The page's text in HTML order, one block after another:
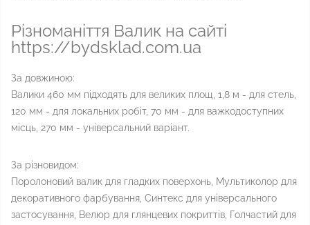
Різноманіття Валик на сайті
https://bydsklad.com.ua
За довжиною:
Валики 460 мм підходять для великих площ, 1,8 м - для стель,
120 мм - для локальних робіт, 70 мм - для важкодоступних
місць, 270 мм - універсальний варіант.
За різновидом:
Поролоновий валик для гладких поверхонь, Мультиколор для
декоративного фарбування, Синтекс для універсального
застосування, Велюр для глянцевих покриттів, Голчастий для